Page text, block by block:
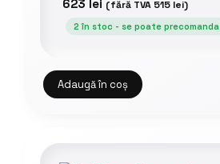
623 lei (fără TVA 515 lei)
2 în stoc - se poate precomanda
Adaugă în coș